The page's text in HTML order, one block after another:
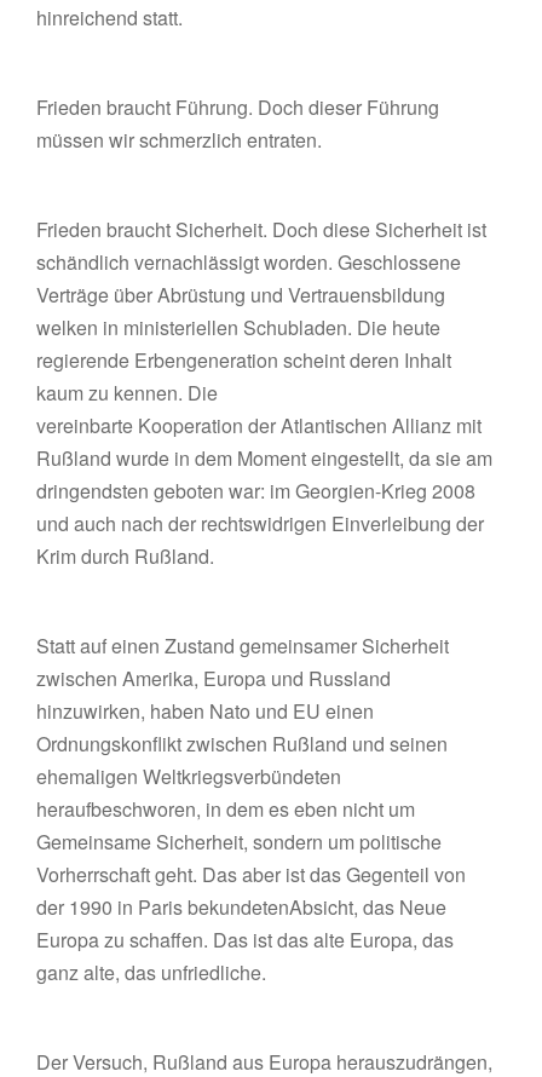
hinreichend statt.
Frieden braucht Führung. Doch dieser Führung
müssen wir schmerzlich entraten.
Frieden braucht Sicherheit. Doch diese Sicherheit ist
schändlich vernachlässigt worden. Geschlossene
Verträge über Abrüstung und Vertrauensbildung
welken in ministeriellen Schubladen. Die heute
regierende Erbengeneration scheint deren Inhalt
kaum zu kennen. Die
vereinbarte Kooperation der Atlantischen Allianz mit
Rußland wurde in dem Moment eingestellt, da sie am
dringendsten geboten war: im Georgien-Krieg 2008
und auch nach der rechtswidrigen Einverleibung der
Krim durch Rußland.
Statt auf einen Zustand gemeinsamer Sicherheit
zwischen Amerika, Europa und Russland
hinzuwirken, haben Nato und EU einen
Ordnungskonflikt zwischen Rußland und seinen
ehemaligen Weltkriegsverbündeten
heraufbeschworen, in dem es eben nicht um
Gemeinsame Sicherheit, sondern um politische
Vorherrschaft geht. Das aber ist das Gegenteil von
der 1990 in Paris bekundetenAbsicht, das Neue
Europa zu schaffen. Das ist das alte Europa, das
ganz alte, das unfriedliche.
Der Versuch, Rußland aus Europa herauszudrängen,